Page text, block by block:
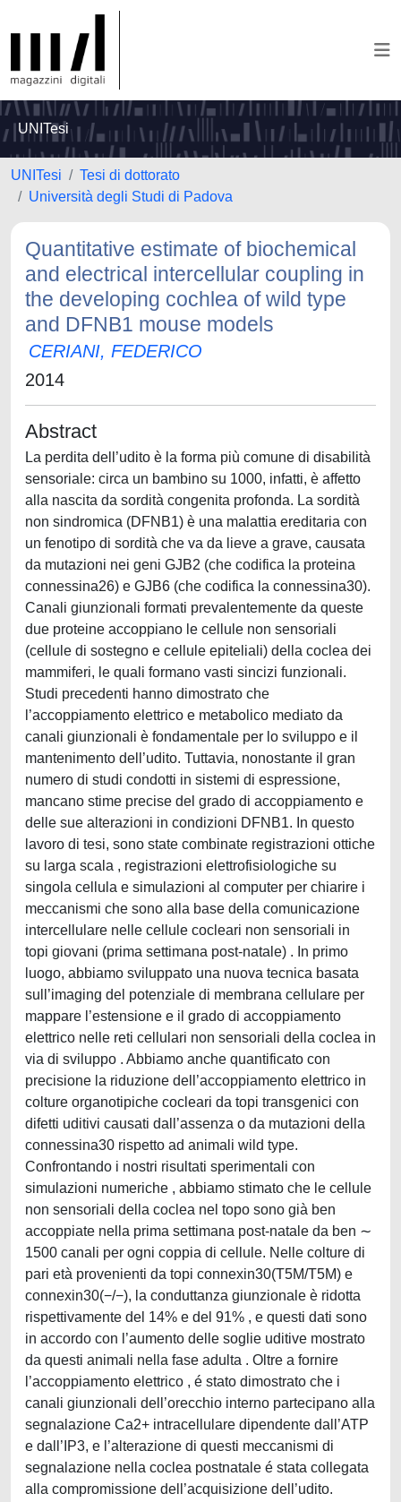
UNITesi
UNITesi
Tesi di dottorato
Università degli Studi di Padova
Quantitative estimate of biochemical
and electrical intercellular coupling in
the developing cochlea of wild type
and DFNB1 mouse models
CERIANI, FEDERICO
2014
Abstract
La perdita dell’udito è la forma più comune di disabilità
sensoriale: circa un bambino su 1000, infatti, è affetto
alla nascita da sordità congenita profonda. La sordità
non sindromica (DFNB1) è una malattia ereditaria con
un fenotipo di sordità che va da lieve a grave, causata
da mutazioni nei geni GJB2 (che codifica la proteina
connessina26) e GJB6 (che codifica la connessina30).
Canali giunzionali formati prevalentemente da queste
due proteine accoppiano le cellule non sensoriali
(cellule di sostegno e cellule epiteliali) della coclea dei
mammiferi, le quali formano vasti sincizi funzionali.
Studi precedenti hanno dimostrato che
l’accoppiamento elettrico e metabolico mediato da
canali giunzionali è fondamentale per lo sviluppo e il
mantenimento dell’udito. Tuttavia, nonostante il gran
numero di studi condotti in sistemi di espressione,
mancano stime precise del grado di accoppiamento e
delle sue alterazioni in condizioni DFNB1. In questo
lavoro di tesi, sono state combinate registrazioni ottiche
su larga scala , registrazioni elettrofisiologiche su
singola cellula e simulazioni al computer per chiarire i
meccanismi che sono alla base della comunicazione
intercellulare nelle cellule cocleari non sensoriali in
topi giovani (prima settimana post-natale) . In primo
luogo, abbiamo sviluppato una nuova tecnica basata
sull’imaging del potenziale di membrana cellulare per
mappare l’estensione e il grado di accoppiamento
elettrico nelle reti cellulari non sensoriali della coclea in
via di sviluppo . Abbiamo anche quantificato con
precisione la riduzione dell’accoppiamento elettrico in
colture organotipiche cocleari da topi transgenici con
difetti uditivi causati dall’assenza o da mutazioni della
connessina30 rispetto ad animali wild type.
Confrontando i nostri risultati sperimentali con
simulazioni numeriche , abbiamo stimato che le cellule
non sensoriali della coclea nel topo sono già ben
accoppiate nella prima settimana post-natale da ben ∼
1500 canali per ogni coppia di cellule. Nelle colture di
pari età provenienti da topi connexin30(T5M/T5M) e
connexin30(−/−), la conduttanza giunzionale è ridotta
rispettivamente del 14% e del 91% , e questi dati sono
in accordo con l’aumento delle soglie uditive mostrato
da questi animali nella fase adulta . Oltre a fornire
l’accoppiamento elettrico , é stato dimostrato che i
canali giunzionali dell’orecchio interno partecipano alla
segnalazione Ca2+ intracellulare dipendente dall’ATP
e dall’IP3, e l’alterazione di questi meccanismi di
segnalazione nella coclea postnatale é stata collegata
alla compromissione dell’acquisizione dell’udito.